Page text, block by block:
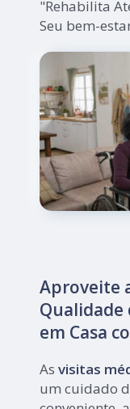
"Rehabilita
Seu bem-
Aproveite
Qualidade
em Casa
Asvisitas
um cuidado